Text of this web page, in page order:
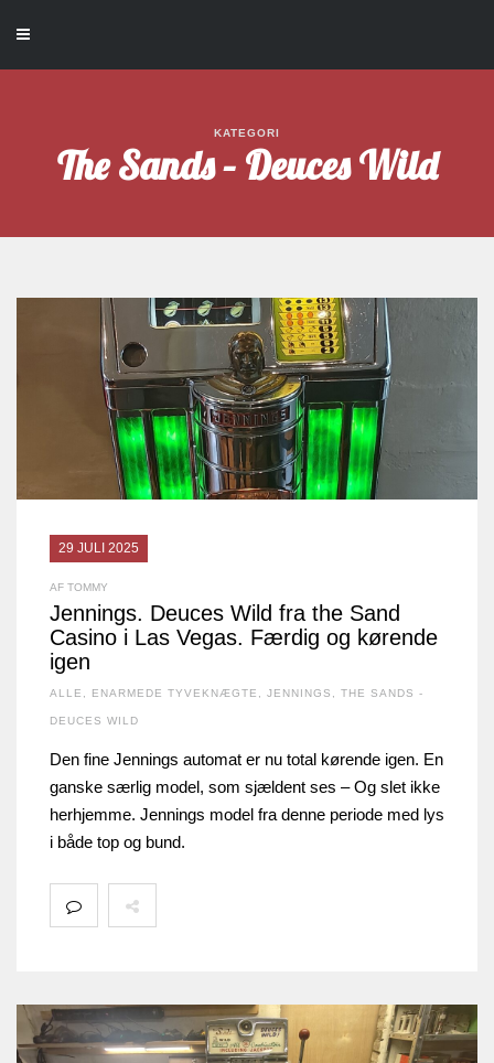
KATEGORI
The Sands – Deuces Wild
29 JULI 2025
AF TOMMY
Jennings. Deuces Wild fra the Sand
Casino i Las Vegas. Færdig og kørende
igen
ALLE , ENARMEDE TYVEKNÆGTE , JENNINGS , THE SANDS -
DEUCES WILD
Den fine Jennings automat er nu total kørende igen. En
ganske særlig model, som sjældent ses – Og slet ikke
herhjemme. Jennings model fra denne periode med lys
i både top og bund.